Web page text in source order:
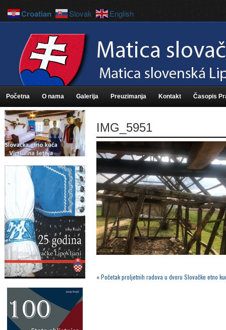
Početna O nama Galerija Preuzimanja Kontakt Časopis
IMG_5951
«Početak proljetnih radova u dvoru Slovačke etno
Croatian Slovak English